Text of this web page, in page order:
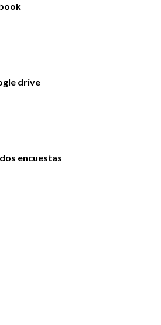
drive
encuestas